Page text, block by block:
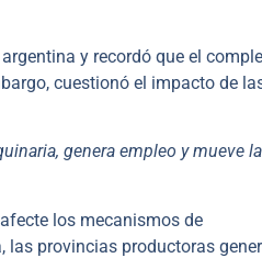
y recordó que el
cuestionó el impacto de
genera empleo y mueve la
los mecanismos de
provincias productoras